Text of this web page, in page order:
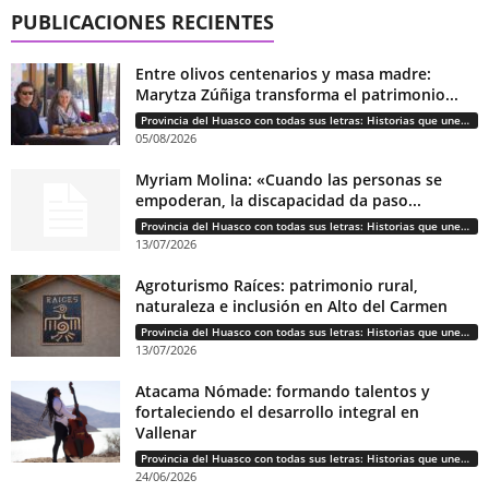
PUBLICACIONES RECIENTES
Entre olivos centenarios y masa madre:
Marytza Zúñiga transforma el patrimonio...
Provincia del Huasco con todas sus letras: Historias que unen cultura, diversidad e identidad
05/08/2026
Myriam Molina: «Cuando las personas se
empoderan, la discapacidad da paso...
Provincia del Huasco con todas sus letras: Historias que unen cultura, diversidad e identidad
13/07/2026
Agroturismo Raíces: patrimonio rural,
naturaleza e inclusión en Alto del Carmen
Provincia del Huasco con todas sus letras: Historias que unen cultura, diversidad e identidad
13/07/2026
Atacama Nómade: formando talentos y
fortaleciendo el desarrollo integral en
Vallenar
Provincia del Huasco con todas sus letras: Historias que unen cultura, diversidad e identidad
24/06/2026